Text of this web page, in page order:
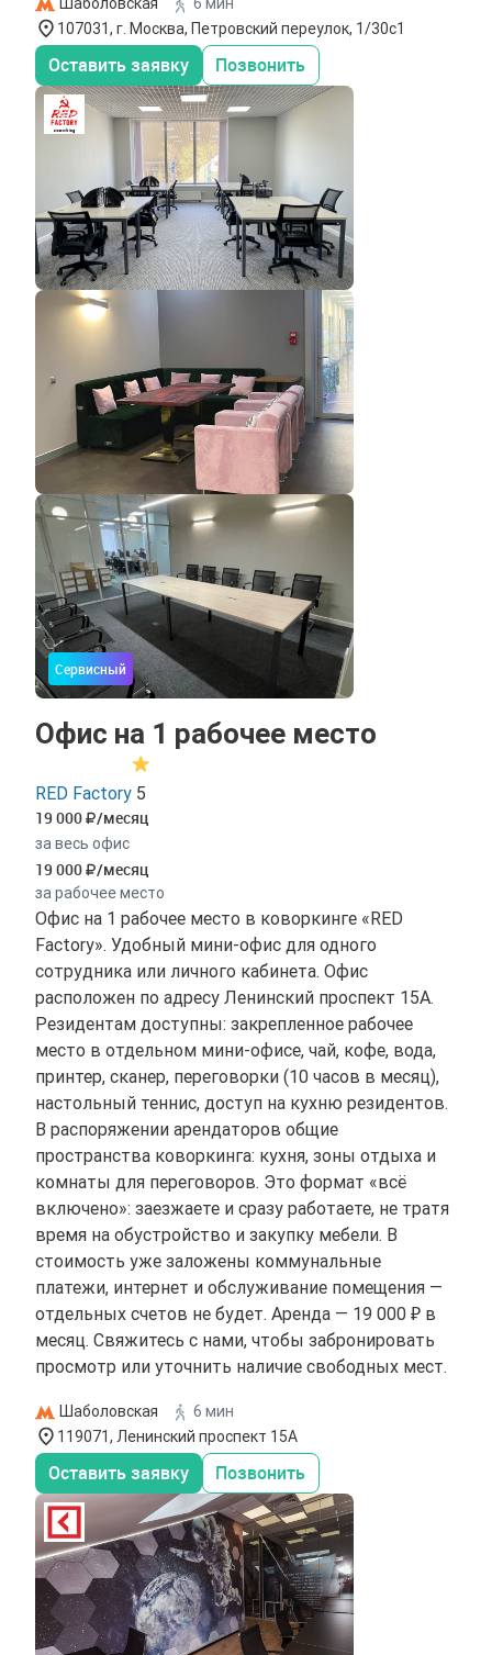
107031, г. Москва, Петровский переулок, 1/30с1
Оставить заявку Позвонить
Сервисный
Офис на 1 рабочее место
RED Factory 5
19 000 /месяц
за весь офис
19 000 /месяц
за рабочее место
Офис на 1 рабочее место в коворкинге «RED
Factory». Удобный мини-офис для одного
сотрудника или личного кабинета. Офис
расположен по адресу Ленинский проспект 15А.
Резидентам доступны: закрепленное рабочее
место в отдельном мини-офисе, чай, кофе, вода,
принтер, сканер, переговорки (10 часов в месяц),
настольный теннис, доступ на кухню резидентов.
В распоряжении арендаторов общие
пространства коворкинга: кухня, зоны отдыха и
комнаты для переговоров. Это формат «всё
включено»: заезжаете и сразу работаете, не тратя
время на обустройство и закупку мебели. В
стоимость уже заложены коммунальные
платежи, интернет и обслуживание помещения —
отдельных счетов не будет. Аренда — 19 000 ₽ в
месяц. Свяжитесь с нами, чтобы забронировать
просмотр или уточнить наличие свободных мест.
Шаболовская
6 мин
119071, Ленинский проспект 15А
Оставить заявку Позвонить